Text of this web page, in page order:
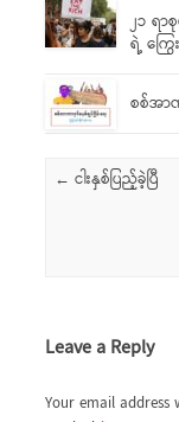
၂၁ ရ
ရဲ့ ကြွေ
စစ်အာဏ
Post navigation
← ငါးနှစ်ပြည့်ခဲ့ပြီ
Leave a Reply
Your email address